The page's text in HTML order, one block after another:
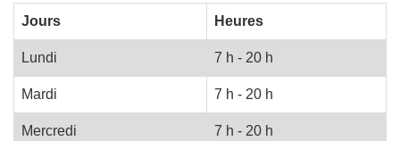
Jours Heures
Lundi 7 h - 20 h
Mardi 7 h - 20 h
Mercredi 7 h - 20 h